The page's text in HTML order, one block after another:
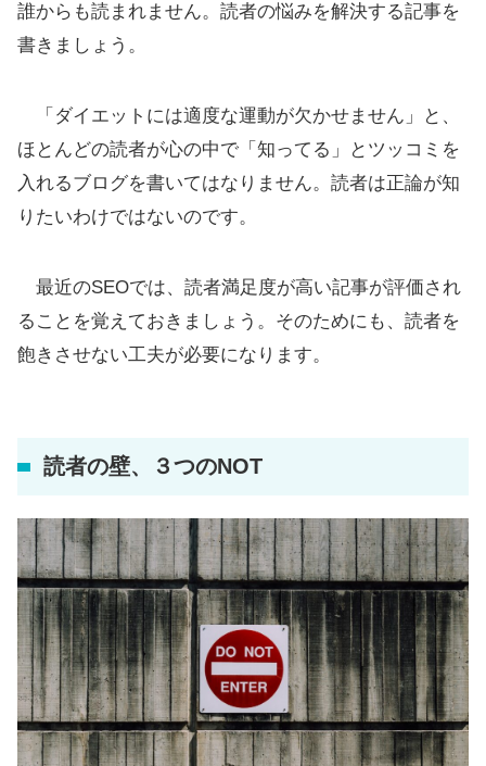
誰からも読まれません。読者の悩みを解決する記事を
書きましょう。
「ダイエットには適度な運動が欠かせません」と、
ほとんどの読者が心の中で「知ってる」とツッコミを
入れるブログを書いてはなりません。読者は正論が知
りたいわけではないのです。
最近のSEOでは、読者満足度が高い記事が評価され
ることを覚えておきましょう。そのためにも、読者を
飽きさせない工夫が必要になります。
読者の壁、３つのNOT